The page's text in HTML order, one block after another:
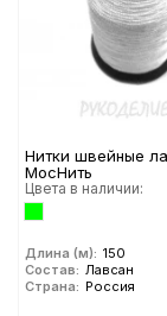
Нитки швейные
МосНить
Цвета в наличии:
Длина (м): 150
Состав: Лавсан
Страна: Россия